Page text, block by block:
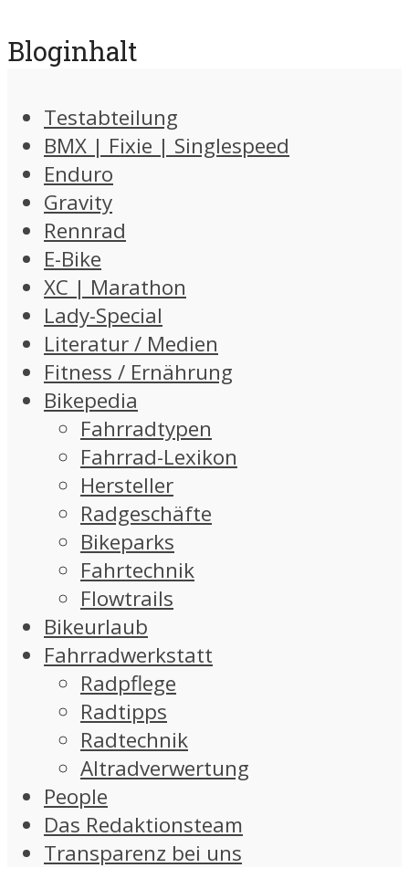
Bloginhalt
Testabteilung
BMX | Fixie | Singlespeed
Enduro
Gravity
Rennrad
E-Bike
XC | Marathon
Lady-Special
Literatur / Medien
Fitness / Ernährung
Bikepedia
Fahrradtypen
Fahrrad-Lexikon
Hersteller
Radgeschäfte
Bikeparks
Fahrtechnik
Flowtrails
Bikeurlaub
Fahrradwerkstatt
Radpflege
Radtipps
Radtechnik
Altradverwertung
People
Das Redaktionsteam
Transparenz bei uns